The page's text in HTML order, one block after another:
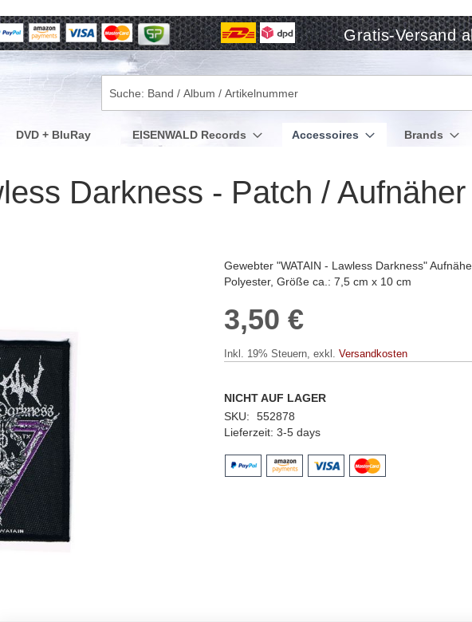
Gratis-Versand
DVD + BluRay EISENWALD Records Accessoires Brands
Darkness - Patch / Aufnäher
Gewebter "WATAIN - Lawless Darkness"
Polyester, Größe ca.: 7,5 cm x 10 cm
3,50 €
Inkl. 19% Steuern,exkl.Versandkosten
NICHT AUF LAGER
SKU
552878
Lieferzeit 3-5 days